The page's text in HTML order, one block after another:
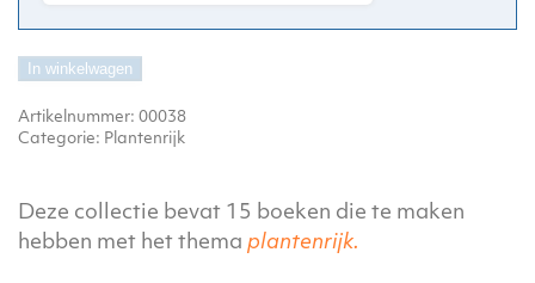
In winkelwagen
Artikelnummer: 00038
Categorie: Plantenrijk
Deze collectie bevat 15 boeken die te maken
hebben met het thema plantenrijk.